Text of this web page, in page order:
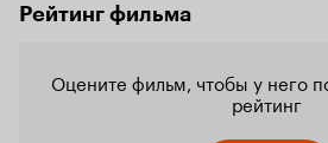
Рейтинг фильма
Оцените фильм, чтобы у него
рейтинг